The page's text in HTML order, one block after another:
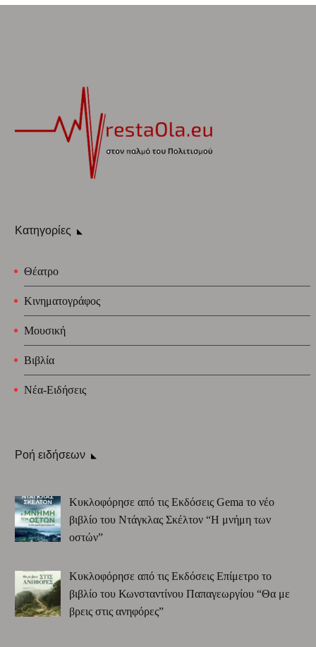
Κατηγορίες
Θέατρο
Κινηματογράφος
Μουσική
Βιβλία
Νέα-Ειδήσεις
Ροή ειδήσεων
Κυκλοφόρησε από τις Εκδόσεις Gema το νέο
βιβλίο του Ντάγκλας Σκέλτον “Η μνήμη των
οστών”
Κυκλοφόρησε από τις Εκδόσεις Επίμετρο το
βιβλίο του Κωνσταντίνου Παπαγεωργίου “Θα με
βρεις στις ανηφόρες”